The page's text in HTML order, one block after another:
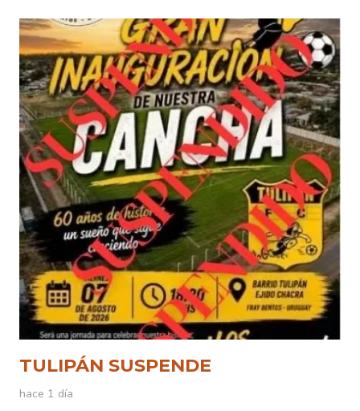
TULIPÁN SUSPENDE
hace 1 día